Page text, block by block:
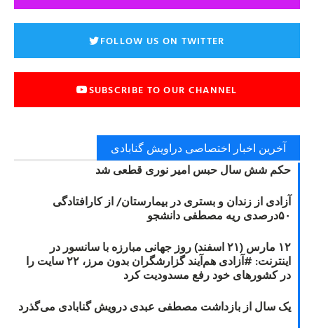
FOLLOW US ON TWITTER
SUBSCRIBE TO OUR CHANNEL
آخرین اخبار اختصاصی دراویش گنابادی
حکم شش سال حبس امیر نوری قطعی شد
آزادی از زندان و بستری در بیمارستان/ از کارافتادگی
۵۰درصدی ریه مصطفی دانشجو
۱۲ مارس (۲۱ اسفند) روز جهانی مبارزه با سانسور در
اینترنت: #آزادی هم‌آیند گزارشگران‌ بدون مرز، ۲۲ سایت را
در کشورهای خود رفع مسدودیت کرد
یک سال از بازداشت مصطفی عبدی درویش گنابادی می‌گذرد